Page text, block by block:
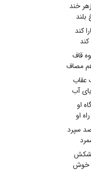
خند
کند
قاف
مصاف
عقاب
آب
او
او
سپرد
خوش